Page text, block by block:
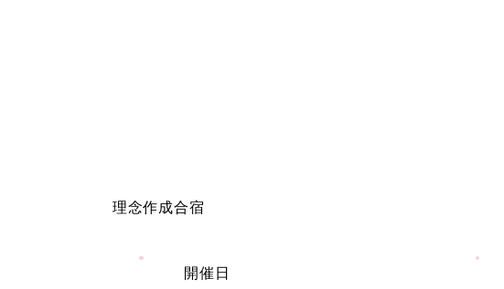
理念作成合宿
開催日